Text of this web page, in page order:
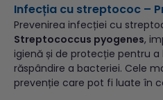
Infecția cu streptococ –
Prevenirea infecției cu
Streptococcus pyogenes,
igienă și de protecție pentru
răspândire a bacteriei. Cele
prevenție care pot fi luate în